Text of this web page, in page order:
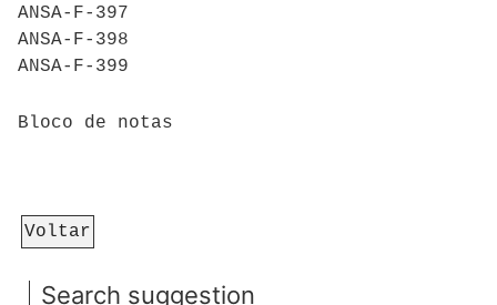
ANSA-F-397
ANSA-F-398
ANSA-F-399
Bloco de notas
Voltar
Search suggestion